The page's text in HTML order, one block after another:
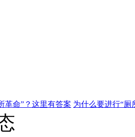
革命”？这里有答案 为什么要进行“厕